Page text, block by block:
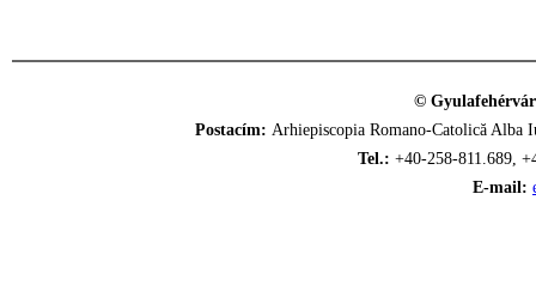
©
Postacím: Arhiepiscopia Romano-Catolică
Tel.: +40-258-811.689,
E-mail: